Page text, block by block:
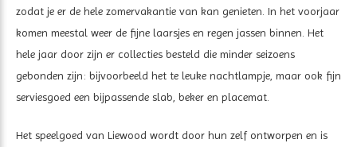
zodat je er de hele zomervakantie van kan genieten. In het voorjaar
komen meestal weer de fijne laarsjes en regen jassen binnen. Het
hele jaar door zijn er collecties besteld die minder seizoens
gebonden zijn: bijvoorbeeld het te leuke nachtlampje, maar ook fijn
serviesgoed een bijpassende slab, beker en placemat.
Het speelgoed van Liewood wordt door hun zelf ontworpen en is